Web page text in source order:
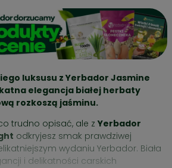
luksusu z Yerbador Jasmine
elegancja białej herbaty
rozkoszą jaśminu.
trudno opisać, ale z Yerbador
odkryjesz smak prawdziwej
wydaniu Yerbador. Biała
i delikatności carskich